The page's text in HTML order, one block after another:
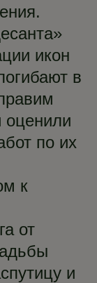
икон
в
оценили
по их
к
от
и